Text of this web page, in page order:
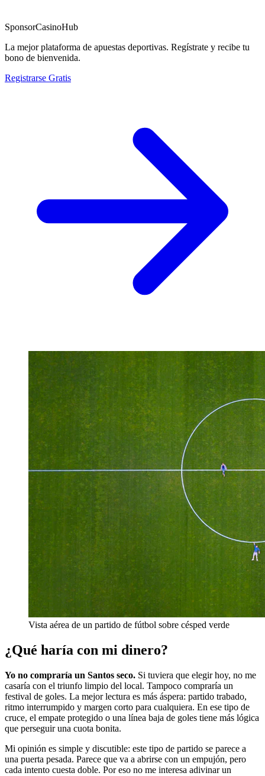
SponsorCasinoHub
La mejor plataforma de apuestas deportivas. Regístrate y recibe tu
bono de bienvenida.
Registrarse Gratis
Vista aérea de un partido de fútbol sobre césped verde
¿Qué haría con mi dinero?
Yo no compraría un Santos seco. Si tuviera que elegir hoy, no me
casaría con el triunfo limpio del local. Tampoco compraría un
festival de goles. La mejor lectura es más áspera: partido trabado,
ritmo interrumpido y margen corto para cualquiera. En ese tipo de
cruce, el empate protegido o una línea baja de goles tiene más lógica
que perseguir una cuota bonita.
Mi opinión es simple y discutible: este tipo de partido se parece a
una puerta pesada. Parece que va a abrirse con un empujón, pero
cada intento cuesta doble. Por eso no me interesa adivinar un